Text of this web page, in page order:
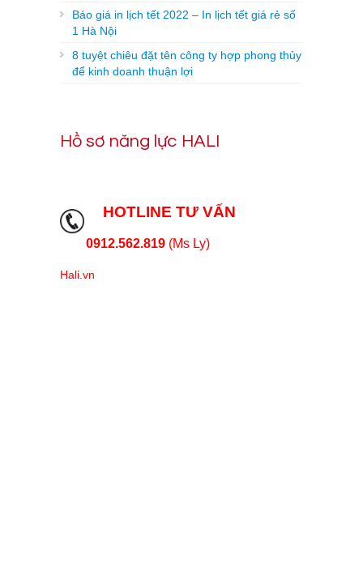
Báo giá in lịch tết 2022 – In lịch tết giá rẻ số
1 Hà Nội
8 tuyệt chiêu đặt tên công ty hợp phong thủy
để kinh doanh thuận lợi
Hồ sơ năng lực HALI
HOTLINE TƯ VẤN
0912.562.819 (Ms Ly)
Hali.vn